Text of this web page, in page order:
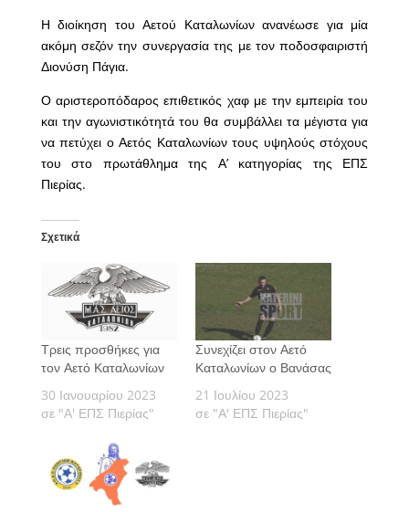
Η διοίκηση του Αετού Καταλωνίων ανανέωσε για μία
ακόμη σεζόν την συνεργασία της με τον ποδοσφαιριστή
Διονύση Πάγια.
Ο αριστεροπόδαρος επιθετικός χαφ με την εμπειρία του
και την αγωνιστικότητά του θα συμβάλλει τα μέγιστα για
να πετύχει ο Αετός Καταλωνίων τους υψηλούς στόχους
του στο πρωτάθλημα της Α’ κατηγορίας της ΕΠΣ
Πιερίας.
Σχετικά
Τρεις προσθήκες για
τον Αετό Καταλωνίων
30 Ιανουαρίου 2023
σε "Α' ΕΠΣ Πιερίας"
Συνεχίζει στον Αετό
Καταλωνίων ο Βανάσας
21 Ιουλίου 2023
σε "Α' ΕΠΣ Πιερίας"